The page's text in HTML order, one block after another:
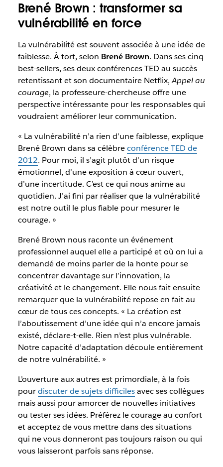
Brené Brown : transformer sa
vulnérabilité en force
La vulnérabilité est souvent associée à une idée de
faiblesse. À tort, selon Brené Brown. Dans ses cinq
best-sellers, ses deux conférences TED au succès
retentissant et son documentaire Netflix,Appel au
courage, la professeure-chercheuse offre une
perspective intéressante pour les responsables qui
voudraient améliorer leur communication.
« La vulnérabilité n’a rien d’une faiblesse, explique
Brené Brown dans sa célèbreconférence TED de
2012. Pour moi, il s’agit plutôt d’un risque
émotionnel, d’une exposition à cœur ouvert,
d’une incertitude. C’est ce qui nous anime au
quotidien. J’ai fini par réaliser que la vulnérabilité
est notre outil le plus fiable pour mesurer le
courage. »
Brené Brown nous raconte un événement
professionnel auquel elle a participé et où on lui a
demandé de moins parler de la honte pour se
concentrer davantage sur l’innovation, la
créativité et le changement. Elle nous fait ensuite
remarquer que la vulnérabilité repose en fait au
cœur de tous ces concepts. « La création est
l’aboutissement d’une idée qui n’a encore jamais
existé, déclare-t-elle. Rien n’est plus vulnérable.
Notre capacité d’adaptation découle entièrement
de notre vulnérabilité. »
L’ouverture aux autres est primordiale, à la fois
pourdiscuter de sujets difficilesavec ses collègues
mais aussi pour amorcer de nouvelles initiatives
ou tester ses idées. Préférez le courage au confort
et acceptez de vous mettre dans des situations
qui ne vous donneront pas toujours raison ou qui
vous laisseront parfois sans réponse.